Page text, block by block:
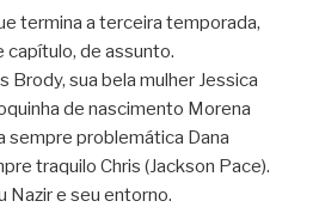
termina a terceira temporada,
capítulo, de assunto.
Brody, sua bela mulher Jessica
de nascimento Morena
sempre problemática Dana
traquilo Chris (Jackson Pace).
Nazir e seu entorno.